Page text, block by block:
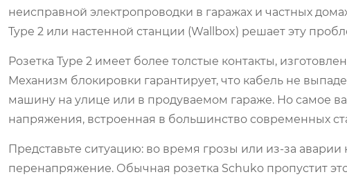
неисправной электропроводки в гаражах и частных
Type 2 или настенной станции (Wallbox) решает эту
Розетка Type 2 имеет более толстые контакты,
Механизм блокировки гарантирует, что кабель не
машину на улице или в продуваемом гараже. Но самое
напряжения, встроенная в большинство современных
Представьте ситуацию: во время грозы или из-за
перенапряжение. Обычная розетка Schuko пропустит